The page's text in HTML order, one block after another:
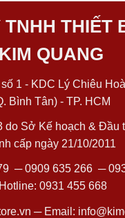
TNHH THIẾT
KIM QUANG
1 - KDC Lý Chiêu
Bình Tân) - TP. HCM
do Sở Kế hoạch & Đầu
cấp ngày 21/10/2011
─0909 635 266─
Hotline: 0931 455 668
─ Email: